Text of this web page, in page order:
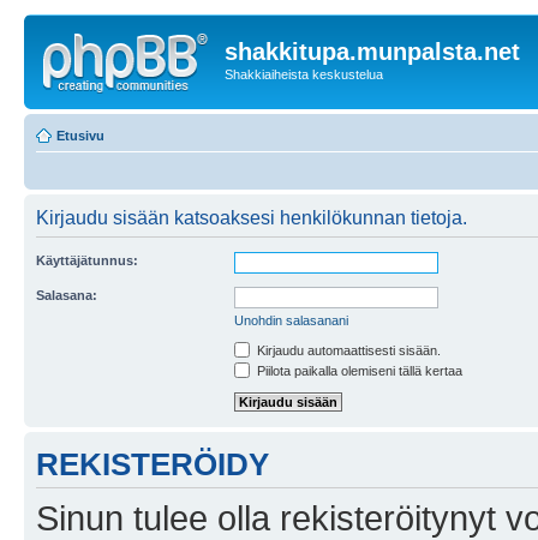
shakkitupa.munpalsta.net
Shakkiaiheista keskustelua
Etusivu
Kirjaudu sisään katsoaksesi henkilökunnan tietoja.
Käyttäjätunnus:
Salasana:
Unohdin salasanani
Kirjaudu automaattisesti sisään.
Piilota paikalla olemiseni tällä kertaa
REKISTERÖIDY
Sinun tulee olla rekisteröitynyt